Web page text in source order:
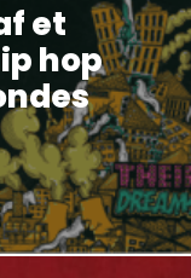
et
hop